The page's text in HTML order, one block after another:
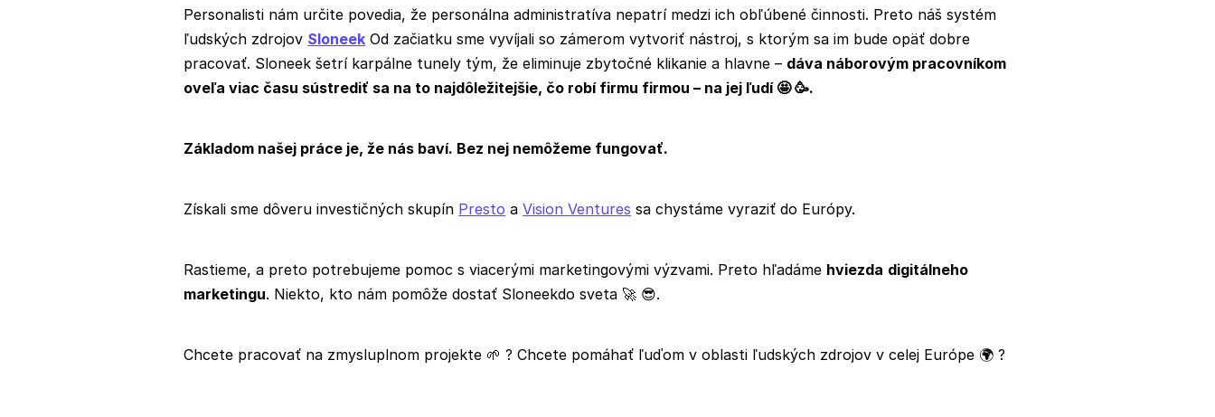
Personalisti nám určite povedia, že personálna administratíva nepatrí medzi ich obľúbené činnosti. Preto náš systém
ľudských zdrojov Sloneek Od začiatku sme vyvíjali so zámerom vytvoriť nástroj, s ktorým sa im bude opäť dobre
pracovať. Sloneek šetrí karpálne tunely tým, že eliminuje zbytočné klikanie a hlavne – dáva náborovým pracovníkom
oveľa viac času sústrediť sa na to najdôležitejšie, čo robí firmu firmou – na jej ľudí 🤩 🥳.
Základom našej práce je, že nás baví. Bez nej nemôžeme fungovať.
Získali sme dôveru investičných skupín Presto aVision Ventures sa chystáme vyraziť do Európy.
Rastieme, a preto potrebujeme pomoc s viacerými marketingovými výzvami. Preto hľadáme hviezda digitálneho
marketingu. Niekto, kto nám pomôže dostať Sloneekdo sveta 🚀 😎.
Chcete pracovať na zmysluplnom projekte 🌱? Chcete pomáhať ľuďom v oblasti ľudských zdrojov v celej Európe 🌍 ?